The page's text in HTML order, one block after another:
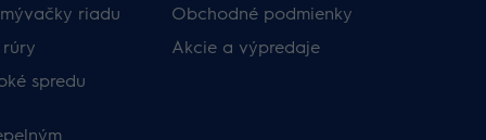
riadu
spredu
Obchodné podmienky​
Akcie a výpredaje